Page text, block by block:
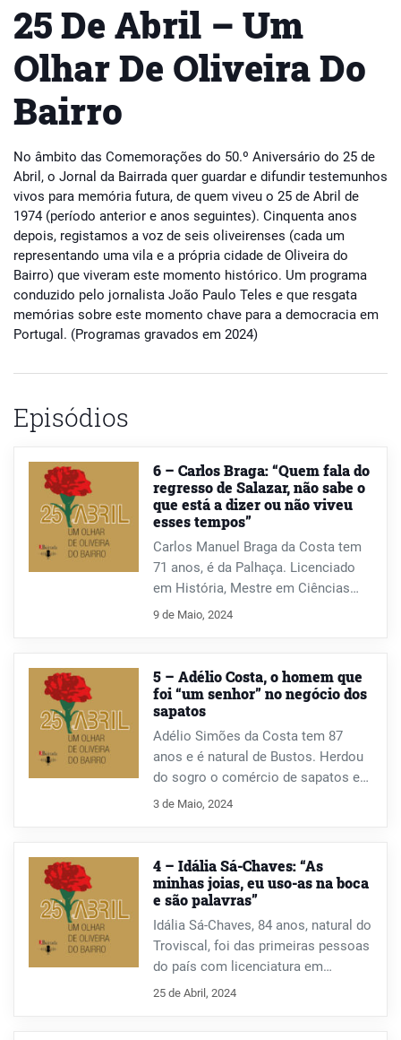
25 De Abril – Um
Olhar De Oliveira Do
Bairro
No âmbito das Comemorações do 50.º Aniversário do 25 de
Abril, o Jornal da Bairrada quer guardar e difundir testemunhos
vivos para memória futura, de quem viveu o 25 de Abril de
1974 (período anterior e anos seguintes). Cinquenta anos
depois, registamos a voz de seis oliveirenses (cada um
representando uma vila e a própria cidade de Oliveira do
Bairro) que viveram este momento histórico. Um programa
conduzido pelo jornalista João Paulo Teles e que resgata
memórias sobre este momento chave para a democracia em
Portugal. (Programas gravados em 2024)
Episódios
6 – Carlos Braga: “Quem fala do
regresso de Salazar, não sabe o
que está a dizer ou não viveu
esses tempos”
Carlos Manuel Braga da Costa tem
71 anos, é da Palhaça. Licenciado
em História, Mestre em Ciências
Sociais, natural da República do
Letras que transforma em palavras,
neste falar de Abril.
9 de Maio, 2024
5 – Adélio Costa, o homem que
foi “um senhor” no negócio dos
sapatos
Adélio Simões da Costa tem 87
anos e é natural de Bustos. Herdou
do sogro o comércio de sapatos e
ajuda-nos a dar corda aos sapatos,
3 de Maio, 2024
4 – Idália Sá-Chaves: “As
minhas joias, eu uso-as na boca
e são palavras”
Idália Sá-Chaves, 84 anos, natural do
Troviscal, foi das primeiras pessoas
do país com licenciatura em
Educação Física. Esteve no impulso
25 de Abril, 2024